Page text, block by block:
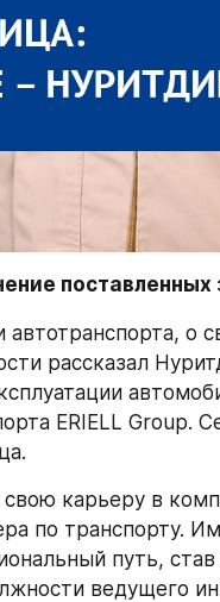
поставленных
о
рассказал
ERIELL Group.
карьеру в
по транспорту.
путь,
ведущего